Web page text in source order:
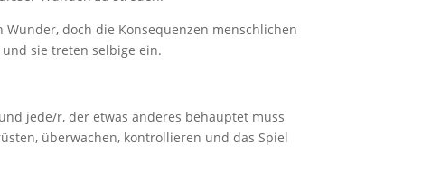
doch die Konsequenzen menschlichen
sie treten selbige ein.
jede/r, der etwas anderes behauptet muss
überwachen, kontrollieren und das Spiel